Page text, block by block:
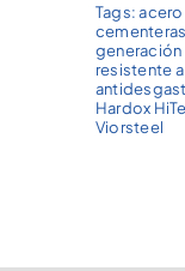
Tags:acero
cementeras
generación
resistente
Hardox
Viorsteel